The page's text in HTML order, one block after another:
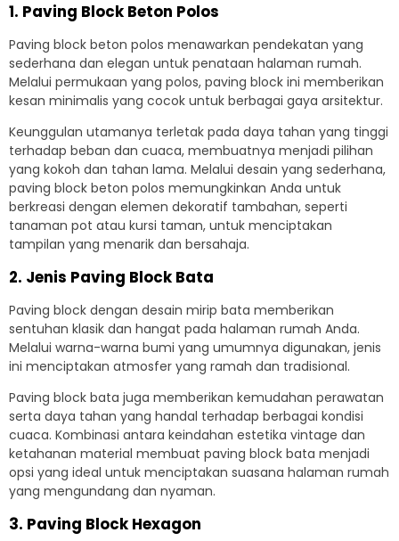
1. Paving Block Beton Polos
Paving block beton polos menawarkan pendekatan yang
sederhana dan elegan untuk penataan halaman rumah.
Melalui permukaan yang polos, paving block ini memberikan
kesan minimalis yang cocok untuk berbagai gaya arsitektur.
Keunggulan utamanya terletak pada daya tahan yang tinggi
terhadap beban dan cuaca, membuatnya menjadi pilihan
yang kokoh dan tahan lama. Melalui desain yang sederhana,
paving block beton polos memungkinkan Anda untuk
berkreasi dengan elemen dekoratif tambahan, seperti
tanaman pot atau kursi taman, untuk menciptakan
tampilan yang menarik dan bersahaja.
2. Jenis Paving Block Bata
Paving block dengan desain mirip bata memberikan
sentuhan klasik dan hangat pada halaman rumah Anda.
Melalui warna-warna bumi yang umumnya digunakan, jenis
ini menciptakan atmosfer yang ramah dan tradisional.
Paving block bata juga memberikan kemudahan perawatan
serta daya tahan yang handal terhadap berbagai kondisi
cuaca. Kombinasi antara keindahan estetika vintage dan
ketahanan material membuat paving block bata menjadi
opsi yang ideal untuk menciptakan suasana halaman rumah
yang mengundang dan nyaman.
3. Paving Block Hexagon